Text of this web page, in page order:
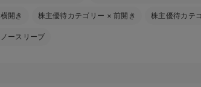
横開き 株主優待カテゴリー ×前開き 株主優待カテ
ノースリーブ